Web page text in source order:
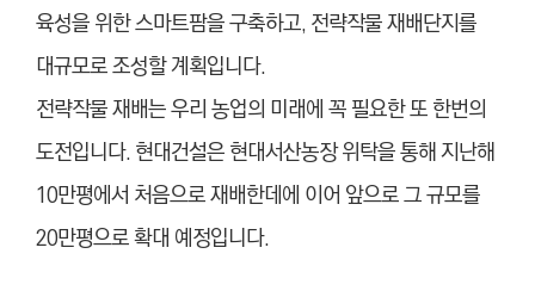
육성을 위한 스마트팜을 구축하고, 전략작물 재배단지를
대규모로 조성할 계획입니다.
전략작물 재배는 우리 농업의 미래에 꼭 필요한 또 한번의
도전입니다. 현대건설은 현대서산농장 위탁을 통해 지난해
10만평에서 처음으로 재배한데에 이어 앞으로 그 규모를
20만평으로 확대 예정입니다.